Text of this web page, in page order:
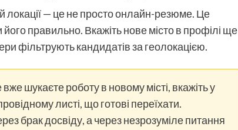
локації — це не просто онлайн-резюме. Це
правильно. Вкажіть нове місто в профілі ще
фільтрують кандидатів за геолокацією.
шукаєте роботу в новому місті, вкажіть у
листі, що готові переїхати.
брак досвіду, а через незрозуміле питання